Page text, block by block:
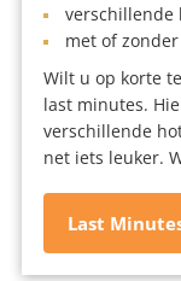
verschillende
met of
Wilt u op korte
last minutes.
verschillende
net iets leuker.
Last